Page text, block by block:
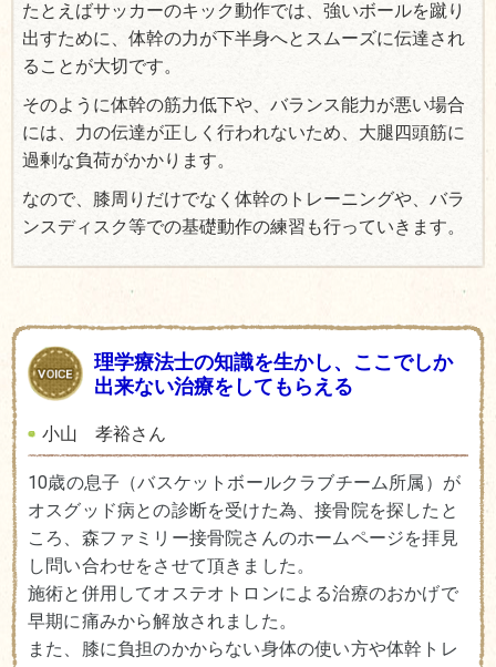
たとえばサッカーのキック動作では、強いボールを蹴り
出すために、体幹の力が下半身へとスムーズに伝達され
ることが大切です。
そのように体幹の筋力低下や、バランス能力が悪い場合
には、力の伝達が正しく行われないため、大腿四頭筋に
過剰な負荷がかかります。
なので、膝周りだけでなく体幹のトレーニングや、バラ
ンスディスク等での基礎動作の練習も行っていきます。
理学療法士の知識を生かし、ここでしか
出来ない治療をしてもらえる
小山 孝裕さん
10歳の息子（バスケットボールクラブチーム所属）が
オスグッド病との診断を受けた為、接骨院を探したと
ころ、森ファミリー接骨院さんのホームページを拝見
し問い合わせをさせて頂きました。
施術と併用してオステオトロンによる治療のおかげで
早期に痛みから解放されました。
また、膝に負担のかからない身体の使い方や体幹トレ